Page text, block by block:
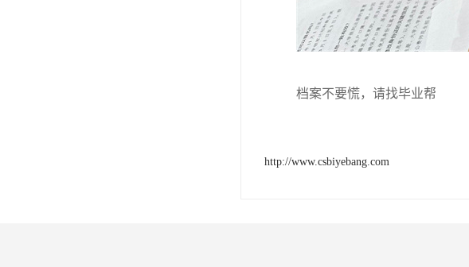
档案不要慌，请找毕业帮
http://www.csbiyebang.com